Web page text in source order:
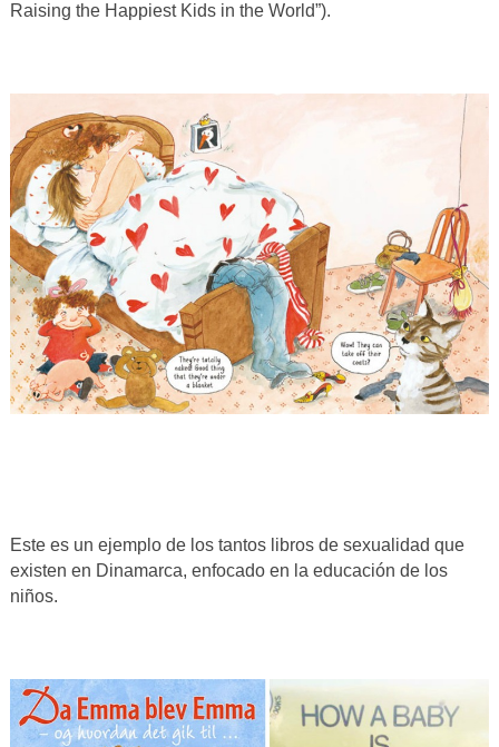
Raising the Happiest Kids in the World”).
Este es un ejemplo de los tantos libros de sexualidad que
existen en Dinamarca, enfocado en la educación de los
niños.